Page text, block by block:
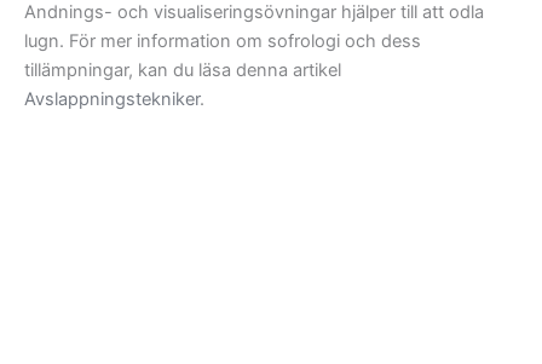
Andnings- och visualiseringsövningar hjälper till att odla
lugn. För mer information om sofrologi och dess
tillämpningar, kan du läsa denna artikel
Avslappningstekniker.